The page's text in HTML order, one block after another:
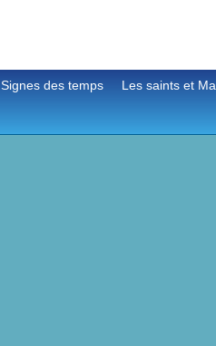
Signes des temps Les saints et